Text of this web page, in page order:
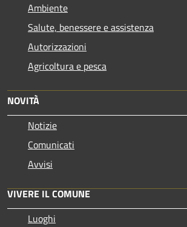
Ambiente
Salute, benessere e assistenza
Autorizzazioni
Agricoltura e pesca
NOVITÀ
Notizie
Comunicati
Avvisi
VIVERE IL COMUNE
Luoghi